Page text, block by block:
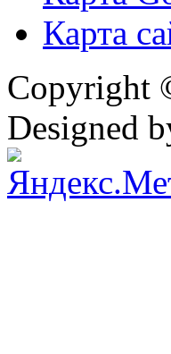
Карта
Copyright
Designed